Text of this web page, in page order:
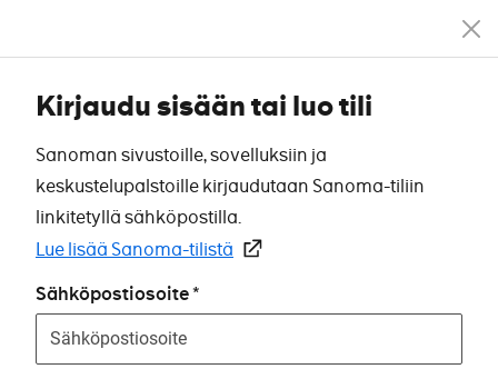
Kirjaudu sisään tai luo tili
Sanoman sivustoille, sovelluksiin ja
keskustelupalstoille kirjaudutaan Sanoma-tiliin
linkitetyllä sähköpostilla.
Lue lisää Sanoma-tilistä
Sähköpostiosoite